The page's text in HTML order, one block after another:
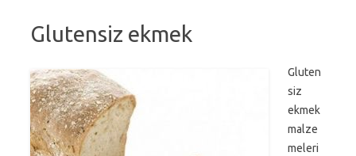
Glutensiz ekmek
Gluten
siz
ekmek
malze
meleri